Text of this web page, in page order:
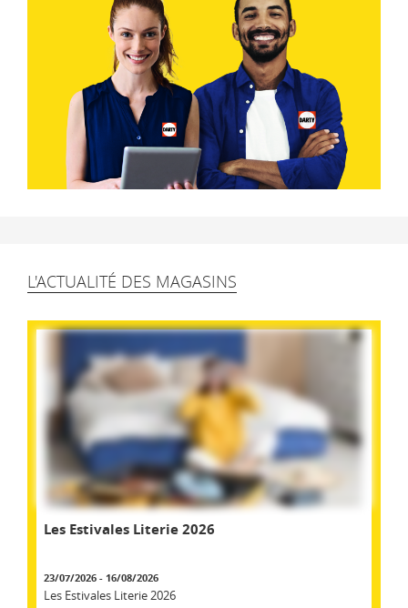
L'ACTUALITÉ DES MAGASINS
Les Estivales Literie 2026
23/07/2026 - 16/08/2026
Les Estivales Literie 2026